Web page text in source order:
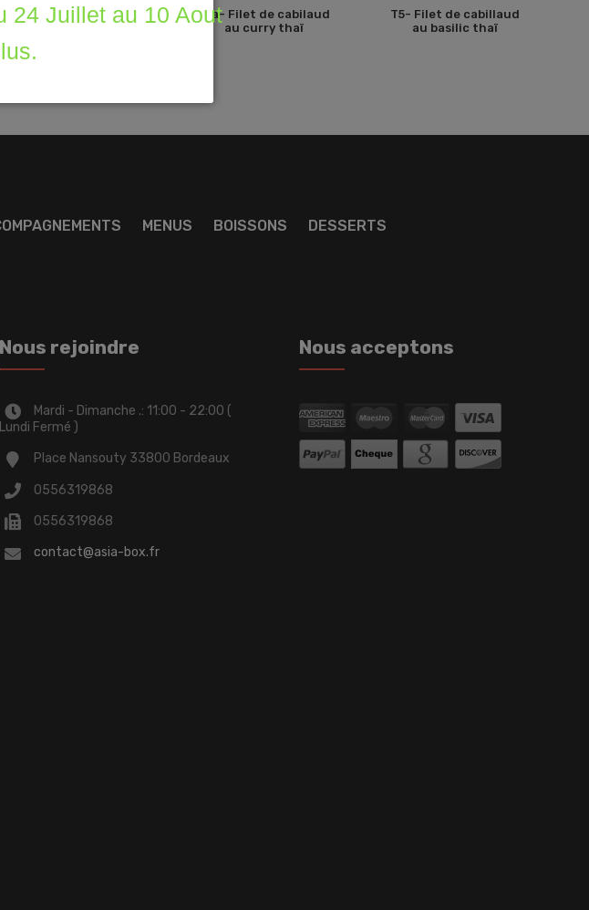
T3a- Crevettes au
T5a- Filet de cabilaud
au curry thaï
T5- Filet de cabillaud
au basilic thaï
MENUS BOISSONS DESSERTS
Nous rejoindre
Mardi - Dimanche .: 11:00 - 22:00 (
Lundi Fermé )
Place Nansouty 33800 Bordeaux
0556319868
0556319868
contact@asia-box.fr
Nous acceptons
24 Juillet au 10 Aout